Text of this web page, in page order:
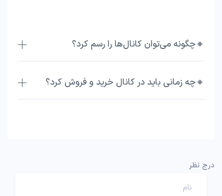
🔸چگونه می‌توان کانال‌ها را رسم کرد؟
🔸چه زمانی باید در کانال خرید و فروش کرد؟
درج نظر